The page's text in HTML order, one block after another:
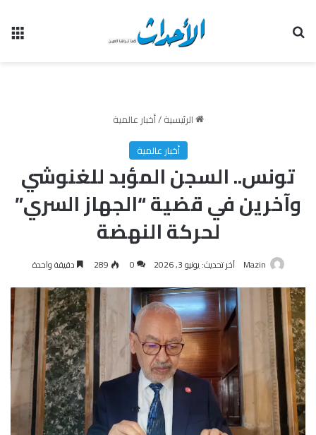
الرئيسية/أخبار عالمية
أخبار عالمية
تونس.. السجن المؤبد للغنوشي
وآخرين في قضية “الجهاز السري”
لحركة النهضة
Mazin آخر تحديث: يونيو 3, 2026 0
289 دقيقة واحدة